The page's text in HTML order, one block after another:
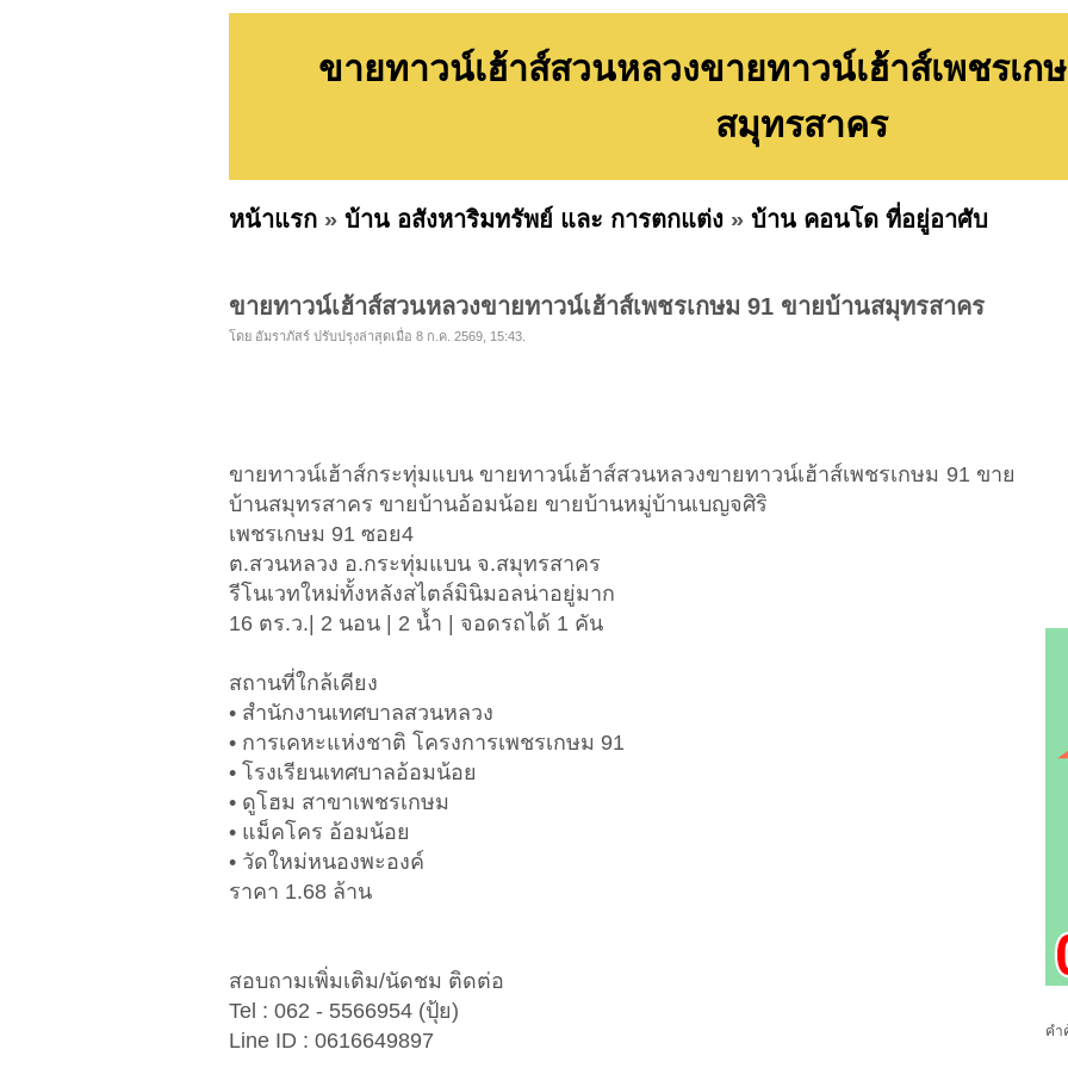
ขายทาวน์เฮ้าส์สวนหลวงขายทาวน์เฮ้าส์เพชรเก
สมุทรสาคร
หน้าแรก » บ้าน อสังหาริมทรัพย์ และ การตกแต่ง » บ้าน คอนโด ที่อยู่อาศับ
ขายทาวน์เฮ้าส์สวนหลวงขายทาวน์เฮ้าส์เพชรเกษม 91 ขายบ้านสมุทรสาคร
โดย อัมราภัสร์ ปรับปรุงล่าสุดเมื่อ 8 ก.ค. 2569, 15:43.
ขายทาวน์เฮ้าส์​กระทุ่มแบน​ ขายทาวน์เฮ้าส์สวนหลวงขายทาวน์เฮ้าส์เพชรเกษม 91 ขาย
บ้านสมุทรสาคร ขายบ้านอ้อมน้อย ขายบ้านหมู่บ้านเบญจศิริ
เพชรเกษม 91 ซอย4
ต.สวนหลวง​ อ.กระทุ่มแบน​ จ.สมุทรสาคร
รีโนเวทใหม่ทั้งหลังสไตล์มินิมอลน่าอยู่มาก
16 ตร.ว.| 2 นอน | 2 น้ำ | จอดรถได้ 1 คัน
สถานที่ใกล้เคียง
• สำนักงานเทศบาลสวนหลวง
• การเคหะแห่งชาติ โครงการเพชรเกษม 91
• โรงเรียนเทศบาลอ้อมน้อย
• ดูโฮม สาขาเพชรเกษม
• แม็คโคร อ้อมน้อย
• วัดใหม่หนองพะองค์
​ราคา 1.68 ล้าน
สอบถามเพิ่มเติม/นัดชม ติดต่อ
Tel : 062 - 5566954 (ปุ้ย)
Line ID : 0616649897
คำ